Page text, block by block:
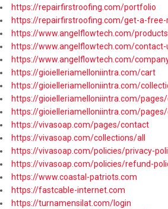
https://repairfirstroofing.com/portfolio
https://repairfirstroofing.com/get-a-
https://www.angelflowtech.com/
https://www.angelflowtech.com/contact-
https://www.angelflowtech.com/
https://gioielleriamelloniintra.com/cart
https://gioielleriamelloniintra.com/
https://gioielleriamelloniintra.com/
https://gioielleriamelloniintra.com/
https://vivasoap.com/pages/contact
https://vivasoap.com/collections/all
https://vivasoap.com/policies/privacy-
https://vivasoap.com/policies/refund-
https://www.coastal-patriots.com
https://fastcable-internet.com
https://turnamensilat.com/login